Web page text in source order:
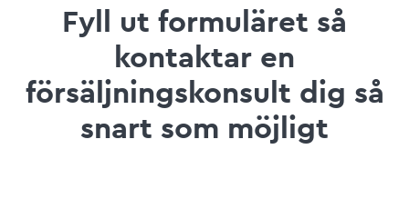
Fyll ut formuläret så
kontaktar en
försäljningskonsult dig så
snart som möjligt